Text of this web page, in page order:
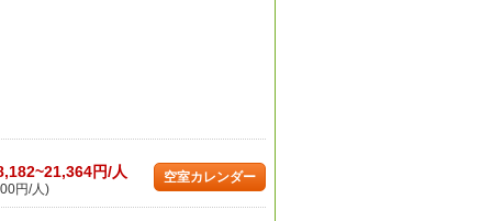
円/人
円/人)
空室カレンダー